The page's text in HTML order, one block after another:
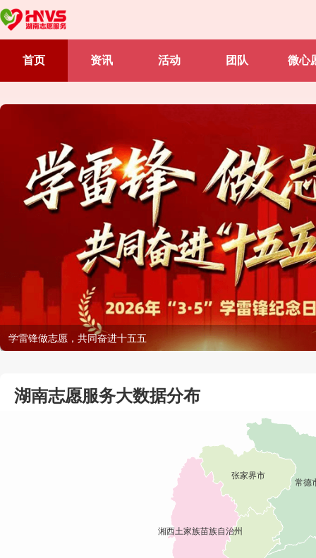
首页 资讯 活动 团队 微心
学雷锋做志愿，共同奋进十五五
湖南志愿服务大数据分布